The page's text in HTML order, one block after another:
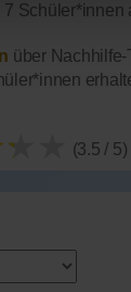
Schüler*innen
über Nachhilfe-
(3.5 / 5)